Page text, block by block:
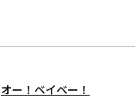
オー！ベイベー！